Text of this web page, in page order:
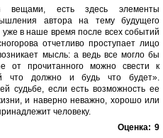
вещами, есть здесь элементы
автора на тему будущего
в наше время после всех событий
отчетливо проступает лицо
мысль: а ведь все могло бы
от прочитанного можно свести к
что должно и будь что будет».
судьбе, если есть возможность ее
и наверно неважно, хорошо или
человеку.
Оценка: 9